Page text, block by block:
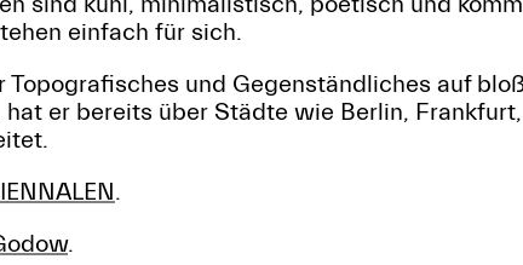
einfach für sich.
Topografisches und Gegenständliches auf
er bereits über Städte wie Berlin,
.
.